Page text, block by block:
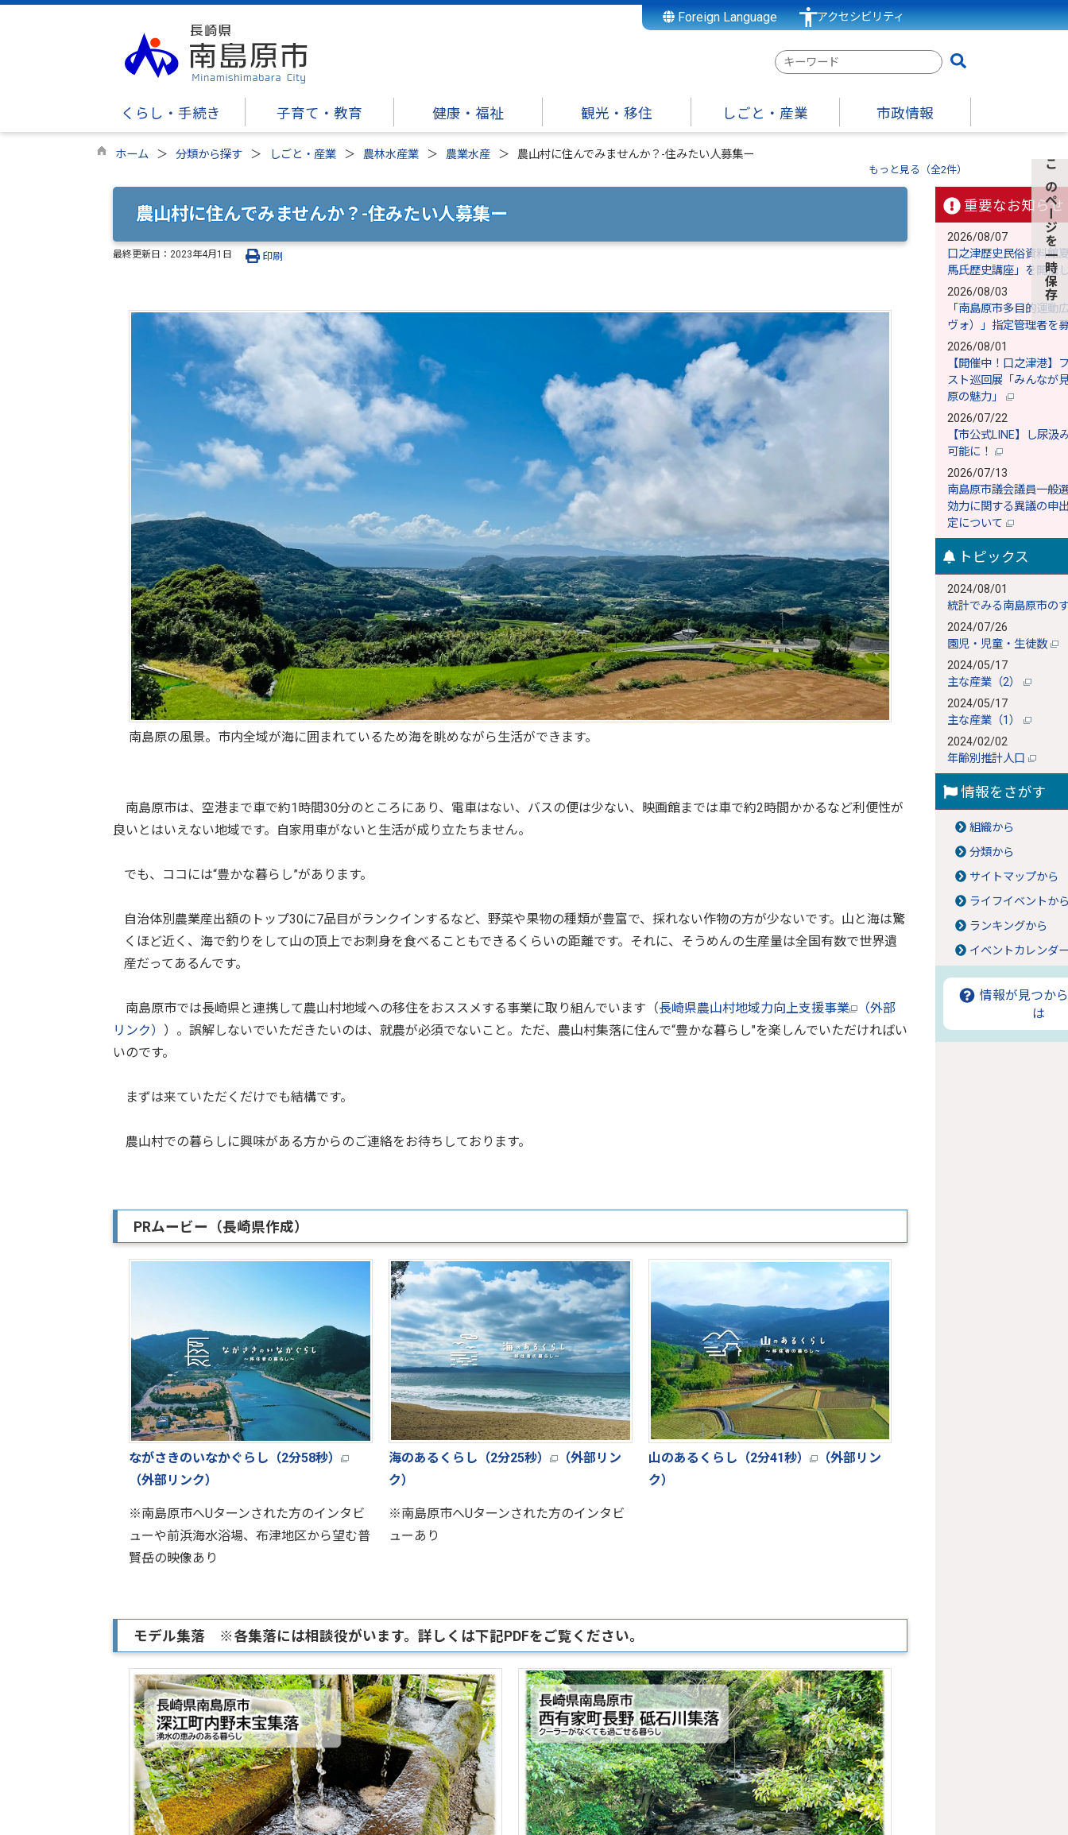
Foreign Language アクセシビリティ
検
ー
ワ
くらし・手続き 子育て・教育 健康・福祉 観光・移住 しごと・産業 市政情報
ホーム 分類から探す しごと・産業 農林水産業 農業水産 農山村に住んでみませんか？-住みたい人募集ー
もっと見る（全2件）
農山村に住んでみませんか？-住みたい人募集ー
最終更新日： 2023年4月1日 印刷
南島原の風景。市内全域が海に囲まれているため海を眺めながら生活ができます。
南島原市は、空港まで車で約1時間30分のところにあり、電車はない、バスの便は少ない、映画館までは車で約2時間かかるなど利便性が
良いとはいえない地域です。自家用車がないと生活が成り立たちません。
でも、ココには“豊かな暮らし”があります。
自治体別農業産出額のトップ30に7品目がランクインするなど、野菜や果物の種類が豊富で、採れない作物の方が少ないです。山と海は驚
くほど近く、海で釣りをして山の頂上でお刺身を食べることもできるくらいの距離です。それに、そうめんの生産量は全国有数で世界遺
産だってあるんです。
南島原市では長崎県と連携して農山村地域への移住をおススメする事業に取り組んでいます（長崎県農山村地域力向上支援事業 （外部
リンク） ）。誤解しないでいただきたいのは、就農が必須でないこと。ただ、農山村集落に住んで“豊かな暮らし"を楽しんでいただければい
いのです。
まずは来ていただくだけでも結構です。
農山村での暮らしに興味がある方からのご連絡をお待ちしております。
PRムービー（長崎県作成）
ながさきのいなかぐらし（2分58秒）
（外部リンク）
※南島原市へUターンされた方のインタビ
ューや前浜海水浴場、布津地区から望む普
賢岳の映像あり
海のあるくらし（2分25秒）
（外部リン
ク）
※南島原市へUターンされた方のインタビ
ューあり
山のあるくらし（2分41秒）
（外部リン
ク）
モデル集落 ※各集落には相談役がいます。詳しくは下記PDFをご覧ください。
重要なお知らせ
2026/08/07
口之津歴史民俗資料館
馬氏歴史講座」を開催
2026/08/03
「南島原市多目的運動
ヴォ）」指定管理者を
2026/08/01
【開催中！口之津港】
スト巡回展「みんなが
原の魅力」
2026/07/22
【市公式LINE】し尿汲
可能に！
2026/07/13
南島原市議会議員一般
効力に関する異議の申
定について
トピックス
2024/08/01
統計でみる南島原市の
2024/07/26
園児・児童・生徒数
2024/05/17
主な産業（2）
2024/05/17
主な産業（1）
2024/02/02
年齢別推計人口
情報をさがす
組織から
分類から
サイトマップから
ライフイベントか
ランキングから
イベントカレンダ
情報が見つか
は
このページを一時保存